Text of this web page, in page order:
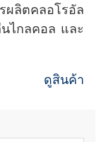
ลิตคลอโรอัล
ไกลคอล และ
ดูสินค้า